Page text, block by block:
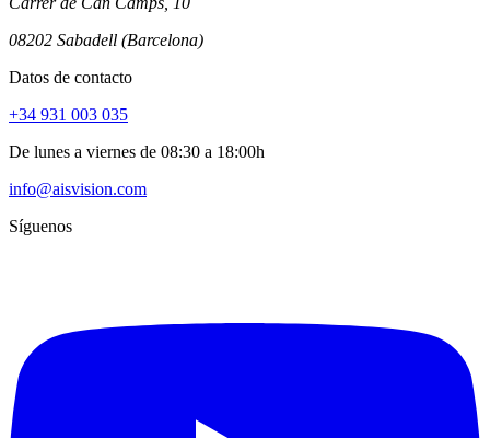
08202 Sabadell (Barcelona)
Datos de contacto
+34 931 003 035
De lunes a viernes de 08:30 a 18:00h
info@aisvision.com
Síguenos